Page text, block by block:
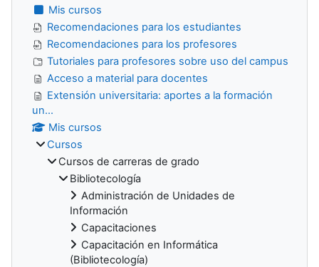
Mis cursos
Recomendaciones para los estudiantes
Recomendaciones para los profesores
Tutoriales para profesores sobre uso del campus
Acceso a material para docentes
Extensión universitaria: aportes a la formación
un...
Mis cursos
Cursos
Cursos de carreras de grado
Bibliotecología
Administración de Unidades de
Información
Capacitaciones
Capacitación en Informática
(Bibliotecología)